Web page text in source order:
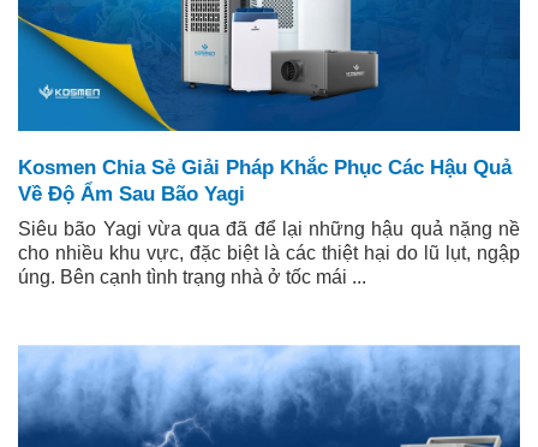
Kosmen Chia Sẻ Giải Pháp Khắc Phục Các Hậu Quả
Về Độ Ẩm Sau Bão Yagi
Siêu bão Yagi vừa qua đã để lại những hậu quả nặng nề
cho nhiều khu vực, đặc biệt là các thiệt hại do lũ lụt, ngập
úng. Bên cạnh tình trạng nhà ở tốc mái ...